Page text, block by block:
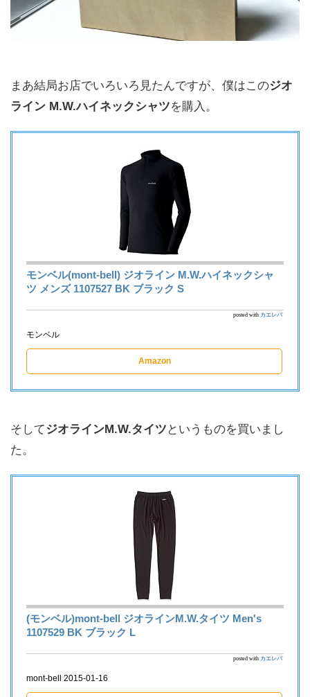
まあ結局お店でいろいろ見たんですが、僕はこのジオ
ライン M.W.ハイネックシャツを購入。
モンベル(mont-bell) ジオライン M.W.ハイネックシャ
ツ メンズ 1107527 BK ブラック S
posted with カエレバ
モンベル
Amazon
そしてジオラインM.W.タイツ というものを買いまし
た。
(モンベル)mont-bell ジオラインM.W.タイツ Men's
1107529 BK ブラック L
posted with カエレバ
mont-bell 2015-01-16